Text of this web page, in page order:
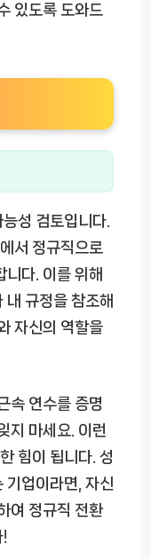
있도록 도와드
성 검토입니다.
서 정규직으로
니다. 이를 위해
내 규정을 참조해
자신의 역할을
속 연수를 증명
지 마세요. 이런
힘이 됩니다. 성
기업이라면, 자신
여 정규직 전환